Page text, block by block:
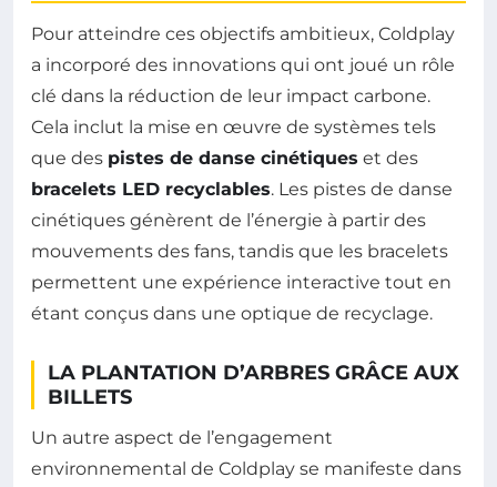
Pour atteindre ces objectifs ambitieux, Coldplay
a incorporé des innovations qui ont joué un rôle
clé dans la réduction de leur impact carbone.
Cela inclut la mise en œuvre de systèmes tels
que des pistes de danse cinétiques et des
bracelets LED recyclables. Les pistes de danse
cinétiques génèrent de l’énergie à partir des
mouvements des fans, tandis que les bracelets
permettent une expérience interactive tout en
étant conçus dans une optique de recyclage.
LA PLANTATION D’ARBRES GRÂCE AUX
BILLETS
Un autre aspect de l’engagement
environnemental de Coldplay se manifeste dans